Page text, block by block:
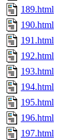
189.html
190.html
191.html
192.html
193.html
194.html
195.html
196.html
197.html